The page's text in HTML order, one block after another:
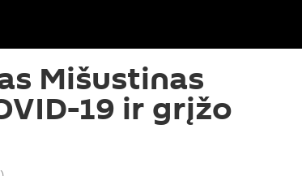
Mišustinas
19 ir grįžo